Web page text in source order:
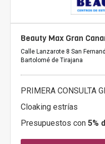
Beauty Max Gran
Calle Lanzarote 8 San
Bartolomé de Tirajana
PRIMERA CONSULTA
Cloaking estrías
Presupuestos con 5%